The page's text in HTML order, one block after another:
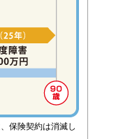
保険契約は消滅し